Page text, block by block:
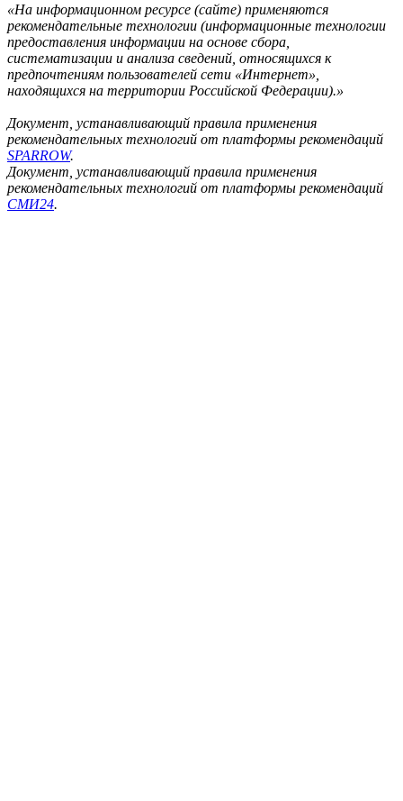
«На информационном ресурсе (сайте) применяются
рекомендательные технологии (информационные технологии
предоставления информации на основе сбора,
систематизации и анализа сведений, относящихся к
предпочтениям пользователей сети «Интернет»,
находящихся на территории Российской Федерации).»
Документ, устанавливающий правила применения
рекомендательных технологий от платформы рекомендаций
SPARROW.
Документ, устанавливающий правила применения
рекомендательных технологий от платформы рекомендаций
СМИ24.